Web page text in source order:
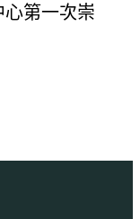
第一次崇